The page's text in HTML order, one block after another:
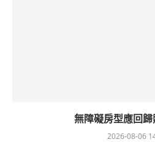
無障礙房型應回
2026-08-06